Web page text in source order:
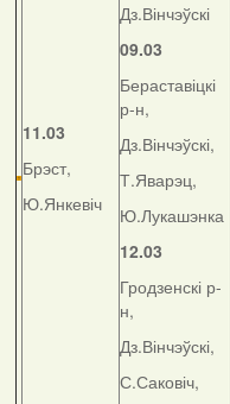
11.03
Брэст,
Ю.Янкевіч
Дз.Вінчэўскі
09.03
Бераставіцкі
р-н,
Дз.Вінчэўскі,
Т.Яварэц,
Ю.Лукашэнка
12.03
Гродзенскі р-
н,
Дз.Вінчэўскі,
С.Саковіч,